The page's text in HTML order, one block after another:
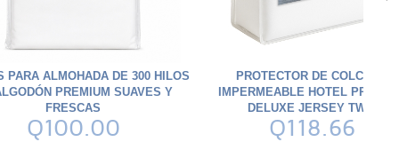
PARA ALMOHADA DE 300 HILOS
PREMIUM SUAVES Y
FRESCAS
Q100.00
PROTECTOR DE COLCHÓN
IMPERMEABLE HOTEL
DELUXE JERSEY TWIN
Q118.66